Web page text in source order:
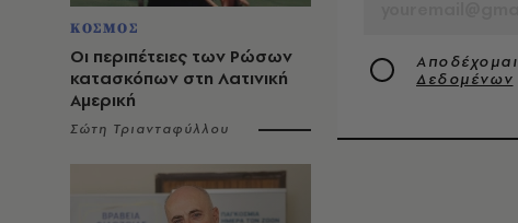
ΚΟΣΜΟΣ
Οι περιπέτειες των Ρώσων
κατασκόπων στη Λατινική
Αμερική
Σώτη Τριανταφύλλου
Δεδομένων